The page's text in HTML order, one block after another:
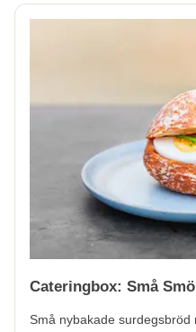
Cateringbox: Små
Små nybakade surdegsbröd